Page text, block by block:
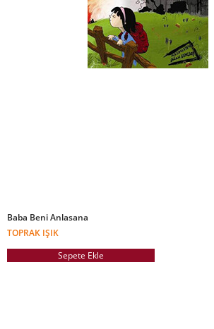
Baba Beni Anlasana
TOPRAK IŞIK
Sepete Ekle